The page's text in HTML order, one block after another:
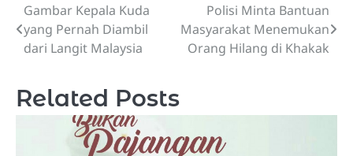
Post
navigation
Gambar Kepala Kuda
yang Pernah Diambil
dari Langit Malaysia
Polisi Minta Bantuan
Masyarakat Menemukan
Orang Hilang di Khakak
Related Posts